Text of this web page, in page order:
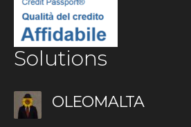
Solutions
OLEOMALTA